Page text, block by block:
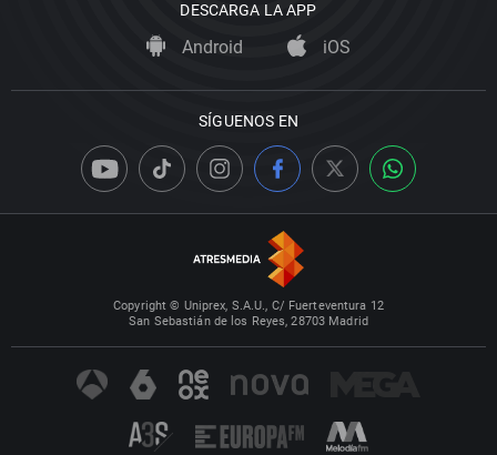
DESCARGA LA APP
Android iOS
SÍGUENOS EN
Copyright © Uniprex, S.A.U., C/ Fuerteventura 12
San Sebastián de los Reyes, 28703 Madrid